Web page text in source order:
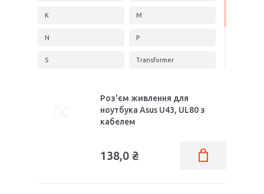
K M
N P
S Transformer
Роз'єм живлення для
ноутбука Asus U43, UL80 з
кабелем
138,0 ₴